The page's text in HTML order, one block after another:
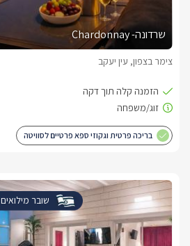
שרדונה- Chardonnay
צימר בצפון, עין יעקב
בריכה פרטית וגקוזי ספא פרטיים לסוויטה
שובר מילואים